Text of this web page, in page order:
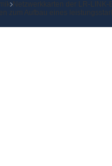
Netzwerkkarten der LR-LINK-
zum Aufbau eines